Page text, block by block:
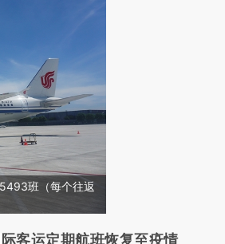
班（每个往返
增加这段话：本文由第三方
际客运定期航班恢复至疫情